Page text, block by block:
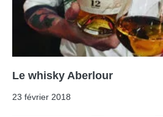
Le whisky Aberlour
23 février 2018